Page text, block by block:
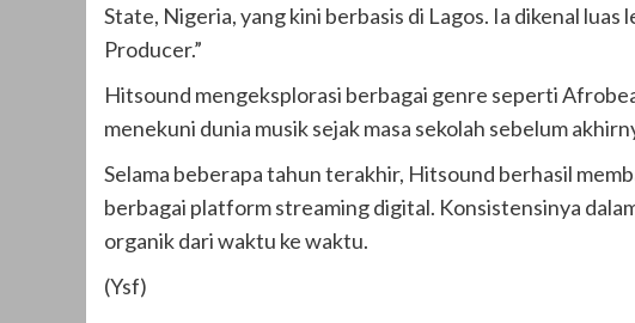
State, Nigeria, yang kini berbasis di Lagos. Ia dikenal
Producer.”
Hitsound mengeksplorasi berbagai genre seperti
menekuni dunia musik sejak masa sekolah sebelum
Selama beberapa tahun terakhir, Hitsound berhasil
berbagai platform streaming digital. Konsistensinya
organik dari waktu ke waktu.
(Ysf)